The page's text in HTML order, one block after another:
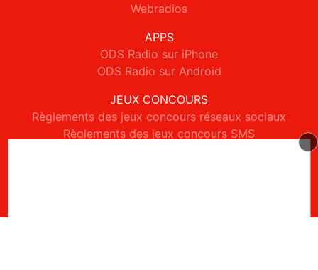
Webradios
APPS
ODS Radio sur iPhone
ODS Radio sur Android
JEUX CONCOURS
Règlements des jeux concours réseaux sociaux
Règlements des jeux concours SMS